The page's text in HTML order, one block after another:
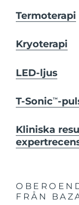
Termoterapi
Kryoterapi
LED-ljus
T-SonicTM -
Kliniska
FRÅN